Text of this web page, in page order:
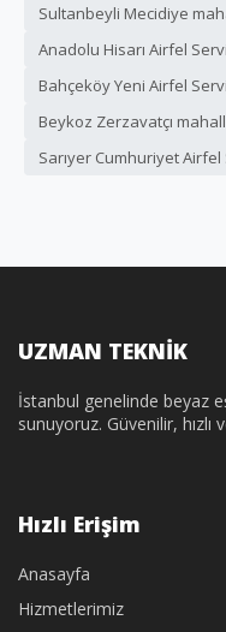
Sultanbeyli Mecidiye
Anadolu Hisarı Airfel
Bahçeköy Yeni Airfel
Beykoz Zerzavatçı
Sarıyer Cumhuriyet Airfel
UZMAN TEKNİK
İstanbul genelinde beyaz
sunuyoruz. Güvenilir, hızlı
Hızlı Erişim
Anasayfa
Hizmetlerimiz